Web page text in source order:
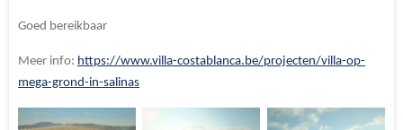
Goed bereikbaar
Meer info: https://www.villa-costablanca.be/projecten/villa-op-
mega-grond-in-salinas